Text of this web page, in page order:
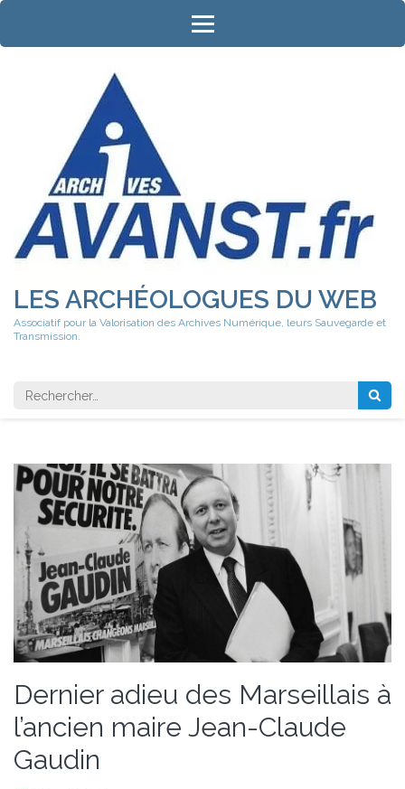
Aller
contenu
LES ARCHÉOLOGUES DU WEB
Associatif pour la Valorisation des Archives Numérique, leurs Sauvegarde et
Transmission.
Rechercher
Dernier adieu des Marseillais à
l’ancien maire Jean-Claude
Gaudin